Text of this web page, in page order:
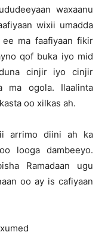
waxaanu
wixii umadda
ma faafiyaan fikir
qof buka iyo mid
cinjir iyo cinjir
ma ogola. Ilaalinta
oo xilkas ah.
arrimo diini ah ka
looga dambeeyo.
Ramadaan ugu
oo ay is cafiyaan